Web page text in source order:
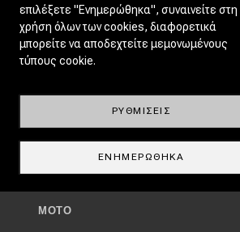
Τεχνολογία
Mobility
Σταθμοί φόρτισης
CLASSIC
Παρουσιάσεις
MOTO
επιλέξετε "Ενημερώθηκα", συναινείτε στη
χρήση όλων των cookies, διαφορετικά
μπορείτε να αποδεχτείτε μεμονωμένους
τύπους cookie.
ΡΥΘΜΊΣΕΙΣ
ΕΝΗΜΕΡΏΘΗΚΑ